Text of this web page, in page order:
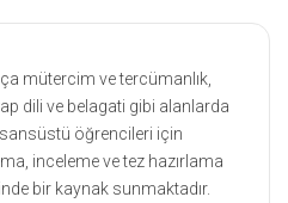
mütercim ve tercümanlık,
dili ve belagati gibi alanlarda
öğrencileri için
inceleme ve tez hazırlama
bir kaynak sunmaktadır.